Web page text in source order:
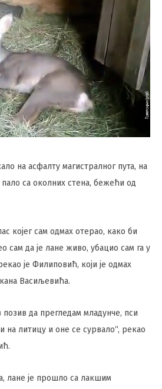
на асфалту магистралног пута, на
пало са околних стена, бежећи од
којег сам одмах отерао, како би
сам да је лане живо, убацио сам га у
је Филиповић, који је одмах
Васиљевића.
да прегледам младунче, пси
на литицу и оне се сурвало“, рекао
лане је прошло са лакшим